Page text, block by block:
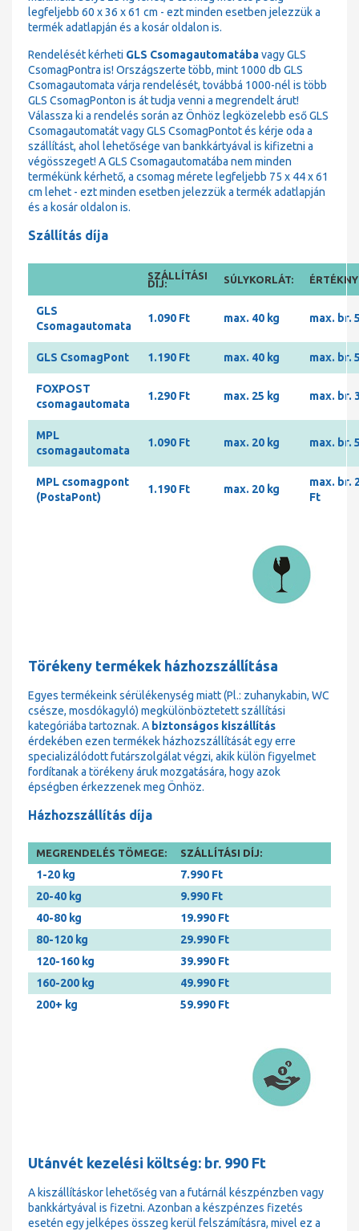
legfeljebb 60 x 36 x 61 cm - ezt minden esetben jelezzük a
termék adatlapján és a kosár oldalon is.
Rendelését kérheti GLS Csomagautomatábavagy GLS
CsomagPontra is! Országszerte több, mint 1000 db GLS
Csomagautomata várja rendelését, továbbá 1000-nél is több
GLS CsomagPonton is át tudja venni a megrendelt árut!
Válassza ki a rendelés során az Önhöz legközelebb eső GLS
Csomagautomatát vagy GLS CsomagPontot és kérje oda a
szállítást, ahol lehetősége van bankkártyával is kifizetni a
végösszeget! A GLS Csomagautomatába nem minden
termékünk kérhető, a csomag mérete legfeljebb 75 x 44 x 61
cm lehet - ezt minden esetben jelezzük a termék adatlapján
és a kosár oldalon is.
Szállítás díja
SZÁLLÍTÁSI
DÍJ: SÚLYKORLÁT:
GLS
Csomagautomata
1.090 Ft max. 40 kg max. br.
GLS CsomagPont 1.190 Ft max. 40 kg max. br.
FOXPOST
csomagautomata
1.290 Ft max. 25 kg max. br.
MPL
csomagautomata
1.090 Ft max. 20 kg max. br.
MPL csomagpont
(PostaPont)
1.190 Ft max. 20 kg
max. br.
Ft
Törékeny termékek házhozszállítása
Egyes termékeink sérülékenység miatt (Pl.: zuhanykabin, WC
csésze, mosdókagyló) megkülönböztetett szállítási
kategóriába tartoznak. A biztonságos kiszállítás
érdekében ezen termékek házhozszállítását egy erre
specializálódott futárszolgálat végzi, akik külön figyelmet
fordítanak a törékeny áruk mozgatására, hogy azok
épségben érkezzenek meg Önhöz.
Házhozszállítás díja
MEGRENDELÉS TÖMEGE: SZÁLLÍTÁSI DÍJ:
1-20 kg
7.990 Ft
20-40 kg
9.990 Ft
40-80 kg
19.990 Ft
80-120 kg
29.990 Ft
120-160 kg
39.990 Ft
160-200 kg
49.990 Ft
200+ kg
59.990 Ft
Utánvét kezelési költség: br. 990 Ft
A kiszállításkor lehetőség van a futárnál készpénzben vagy
bankkártyával is fizetni. Azonban a készpénzes fizetés
esetén egy jelképes összeg kerül felszámításra, mivel ez a